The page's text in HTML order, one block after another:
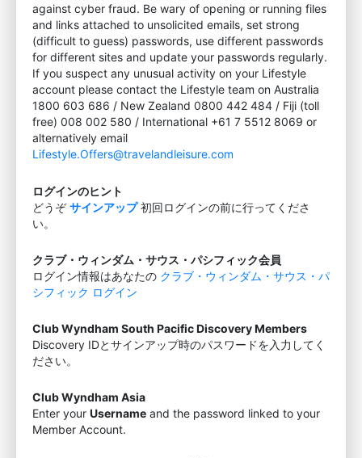
against cyber fraud. Be wary of opening or running files
and links attached to unsolicited emails, set strong
(difficult to guess) passwords, use different passwords
for different sites and update your passwords regularly.
If you suspect any unusual activity on your Lifestyle
account please contact the Lifestyle team on Australia
1800 603 686 / New Zealand 0800 442 484 / Fiji (toll
free) 008 002 580 / International +61 7 5512 8069 or
alternatively email
Lifestyle.Offers@travelandleisure.com
ログインのヒント
どうぞサインアップ初回ログインの前に行ってくださ
い。
クラブ・ウィンダム・サウス・パシフィック会員
ログイン情報はあなたの クラブ・ウィンダム・サウス・パ
シフィック ログイン
Club Wyndham South Pacific Discovery Members
Discovery IDとサインアップ時のパスワードを入力してく
ださい。
Club Wyndham Asia
Enter your Username and the password linked to your
Member Account.